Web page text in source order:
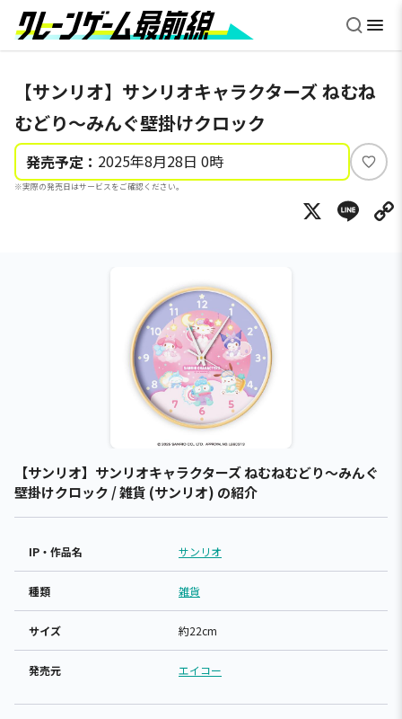
【サンリオ】サンリオキャラクターズ ねむね
むどり～みんぐ壁掛けクロック
発売予定： 2025年8月28日 0時
※実際の発売日はサービスをご確認ください。
い
ね
X
【サンリオ】サンリオキャラクターズ ねむねむどり～みんぐ
壁掛けクロック / 雑貨 (サンリオ) の紹介
IP・作品名 サンリオ
種類 雑貨
サイズ 約22cm
発売元 エイコー